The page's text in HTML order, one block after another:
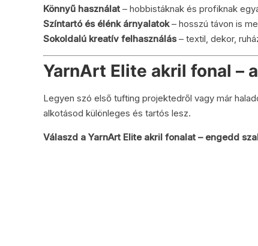
Könnyű használat – hobbistáknak és profiknak
Színtartó és élénk árnyalatok– hosszú távon is
Sokoldalú kreatív felhasználás– textil, dekor,
YarnArt Elite akril fonal –
Legyen szó első tufting projektedről vagy már
alkotásod különleges és tartós lesz.
Válaszd a YarnArt Elite akril fonalat – engedd